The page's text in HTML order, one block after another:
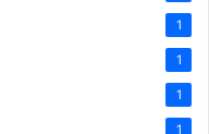
1
1
1
1